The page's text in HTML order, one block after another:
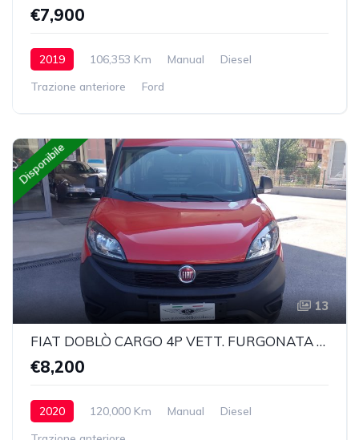
€7,900
2019 106,353 Km Manual
Diesel
Trazione anteriore
Ford
Disponibile
13
FIAT DOBLÒ CARGO 4P VETT. FURGONATA CH1 LOUNGE 1.6 MJET 105CV E6D SeS
€8,200
2020 120,000 Km Manual
Diesel